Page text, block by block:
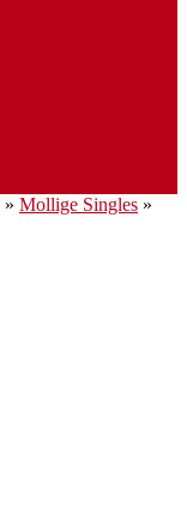
» Mollige Singles »